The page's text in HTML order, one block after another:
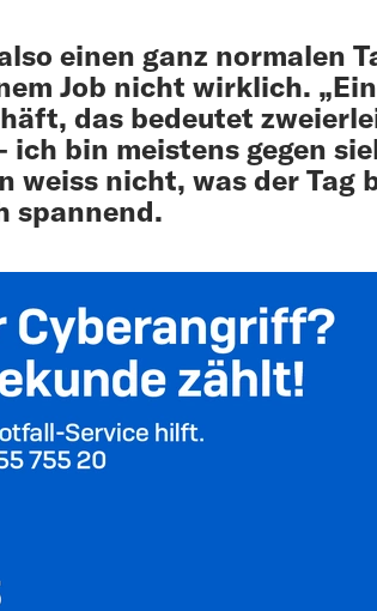
einen ganz normalen
Job nicht wirklich.
das bedeutet
bin meistens gegen
weiss nicht, was der Tag
spannend.